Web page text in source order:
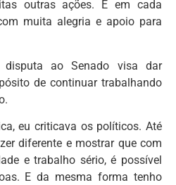
outras ações. E em cada
muita alegria e apoio para
ao Senado visa dar
de continuar trabalhando
eu criticava os políticos. Até
diferente e mostrar que com
e trabalho sério, é possível
E da mesma forma tenho